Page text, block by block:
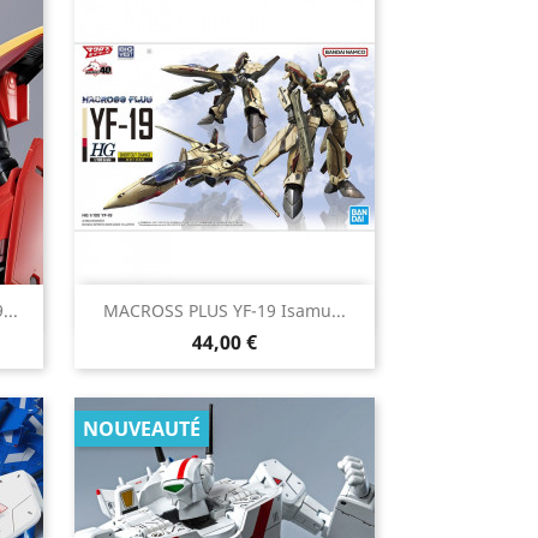
MACROSS PLUS YF-19 Isamu...
Prix
44,00 €
Aperçu rapide
NOUVEAUTÉ